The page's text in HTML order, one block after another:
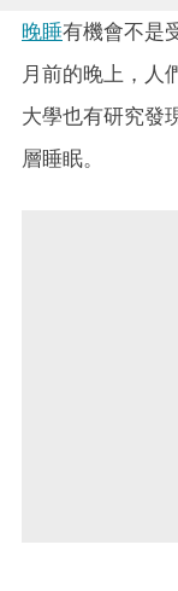
晚睡有機會不是
月前的晚上，人
大學也有研究發
層睡眠。